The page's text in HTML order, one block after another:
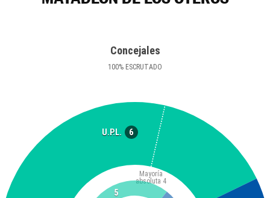
Concejales
100% ESCRUTADO
U.P.L. 6
Mayoría
absoluta 4
5